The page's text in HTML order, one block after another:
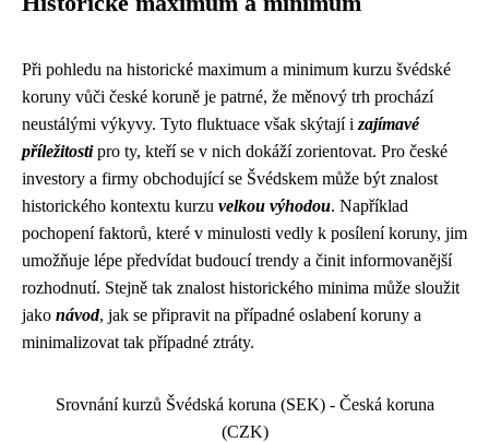
Při pohledu na historické maximum a minimum kurzu švédské
koruny vůči české koruně je patrné, že měnový trh prochází
neustálými výkyvy. Tyto fluktuace však skýtají i zajímavé
příležitostipro ty, kteří se v nich dokáží zorientovat. Pro české
investory a firmy obchodující se Švédskem může být znalost
historického kontextu kurzu velkou výhodou. Například
pochopení faktorů, které v minulosti vedly k posílení koruny, jim
umožňuje lépe předvídat budoucí trendy a činit informovanější
rozhodnutí. Stejně tak znalost historického minima může sloužit
jako návod, jak se připravit na případné oslabení koruny a
minimalizovat tak případné ztráty.
Srovnání kurzů Švédská koruna (SEK) - Česká koruna
(CZK)